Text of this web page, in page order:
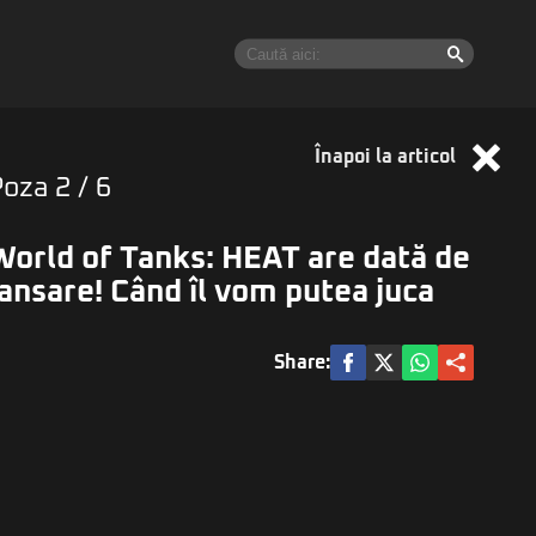
Înapoi la articol
2 / 6
of Tanks: HEAT are dată de
Când îl vom putea juca
Share: